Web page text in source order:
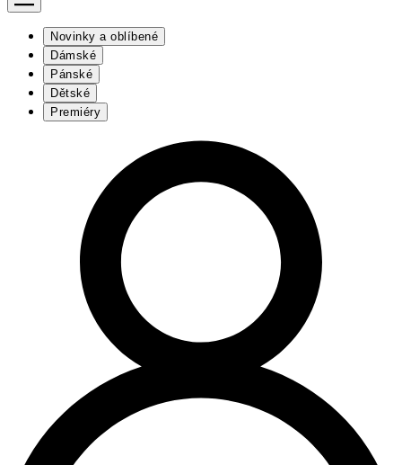
Novinky a oblíbené
Dámské
Pánské
Dětské
Premiéry